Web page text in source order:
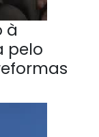
à
pelo